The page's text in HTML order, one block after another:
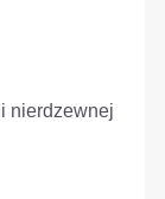
nierdzewnej